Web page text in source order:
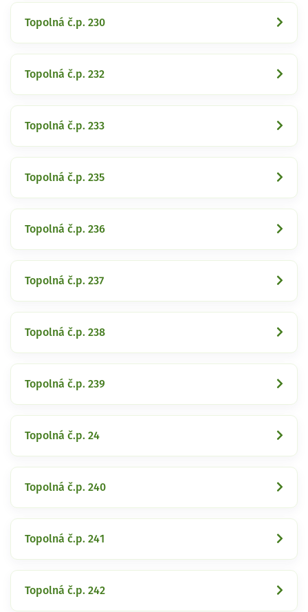
Topolná č.p. 230
Topolná č.p. 232
Topolná č.p. 233
Topolná č.p. 235
Topolná č.p. 236
Topolná č.p. 237
Topolná č.p. 238
Topolná č.p. 239
Topolná č.p. 24
Topolná č.p. 240
Topolná č.p. 241
Topolná č.p. 242